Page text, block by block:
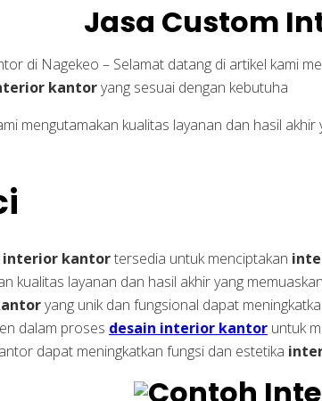
Jasa Custom
di Nagekeo – Selamat datang di artikel kami
kantoryang sesuai dengan kebutuha
mengutamakan kualitas layanan dan hasil
interior kantortersedia untuk menciptakan
kualitas layanan dan hasil akhir yang
yang unik dan fungsional dapat
dalam proses desain interior kantor untuk
dapat meningkatkan fungsi dan estetika